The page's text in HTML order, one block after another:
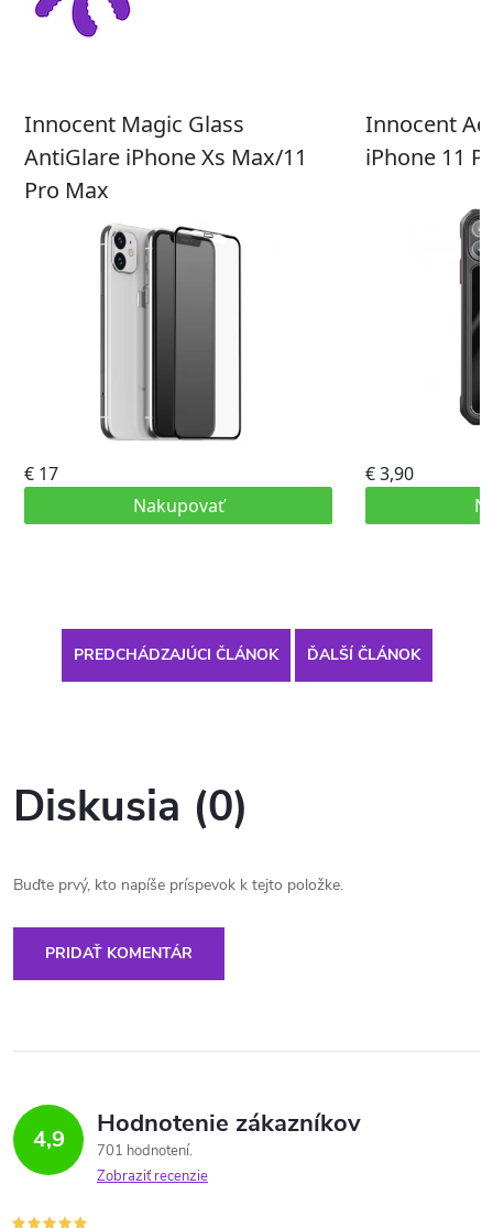
PREDCHÁDZAJÚCI ČLÁNOK ĎALŠÍ ČLÁNOK
Diskusia (0)
Buďte prvý, kto napíše príspevok k tejto položke.
PRIDAŤ KOMENTÁR
4,9 Hodnotenie zákazníkov
701 hodnotení
Zobraziť recenzie